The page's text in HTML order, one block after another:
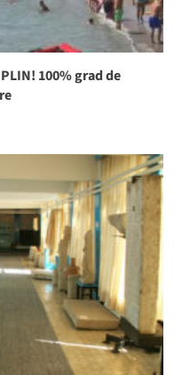
100% grad de